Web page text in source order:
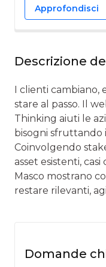
Approfondisci
Descrizione
I clienti
stare al passo. Il
Thinking aiuti le
bisogni sfruttando
Coinvolgendo
asset esistenti,
Masco mostrano
restare rilevanti,
Domande